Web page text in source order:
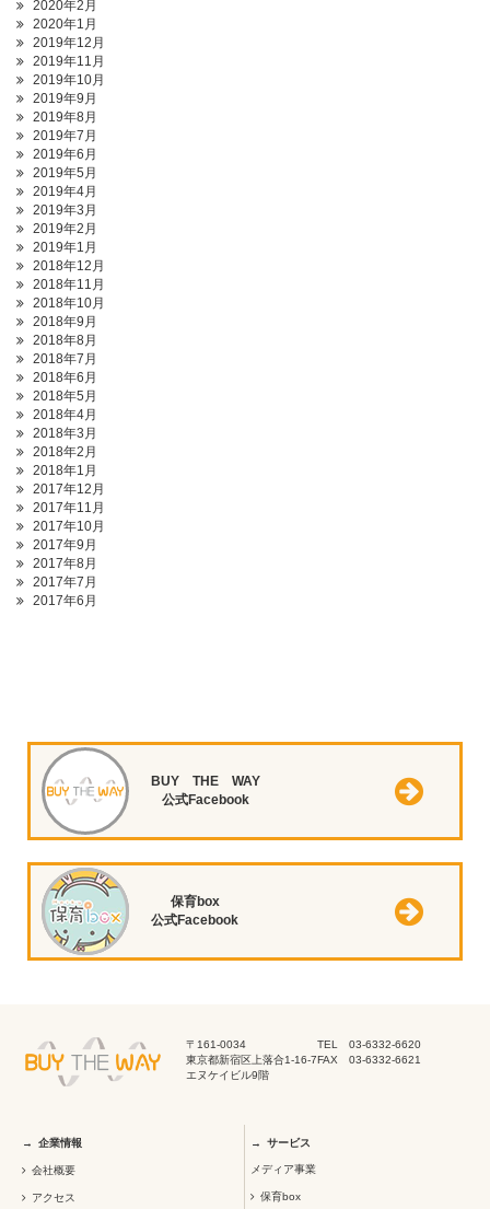
2020年2月
2020年1月
2019年12月
2019年11月
2019年10月
2019年9月
2019年8月
2019年7月
2019年6月
2019年5月
2019年4月
2019年3月
2019年2月
2019年1月
2018年12月
2018年11月
2018年10月
2018年9月
2018年8月
2018年7月
2018年6月
2018年5月
2018年4月
2018年3月
2018年2月
2018年1月
2017年12月
2017年11月
2017年10月
2017年9月
2017年8月
2017年7月
2017年6月
BUY THE WAY
公式Facebook
保育box
公式Facebook
〒161-0034
東京都新宿区上落合1-16-7
エヌケイビル9階
TEL 03-6332-6620
FAX 03-6332-6621
企業情報
会社概要
アクセス
サービス
メディア事業
保育box